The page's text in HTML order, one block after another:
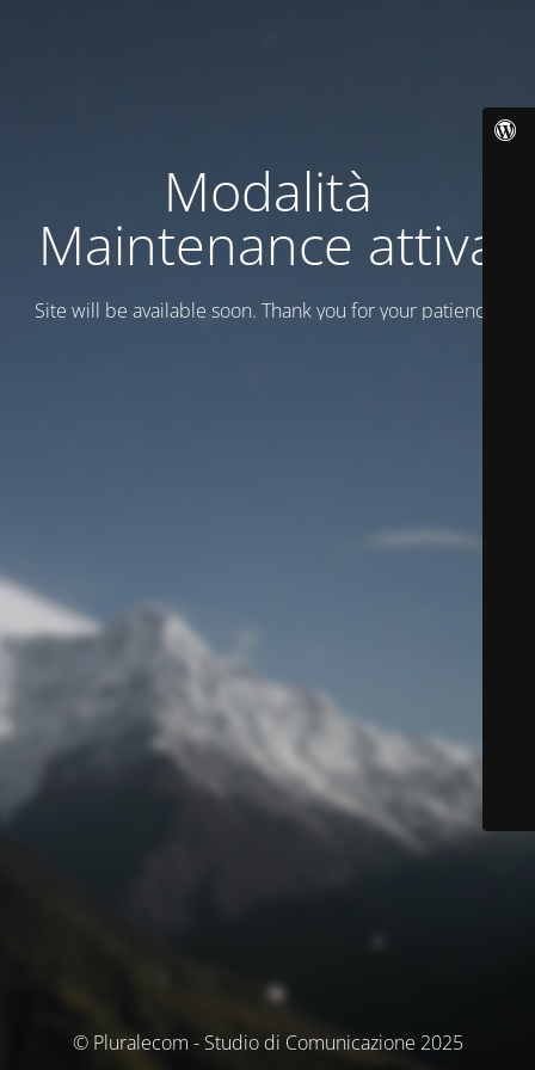
Modalità
Maintenance attiva
Site will be available soon. Thank you for your patience!
© Pluralecom - Studio di Comunicazione 2025